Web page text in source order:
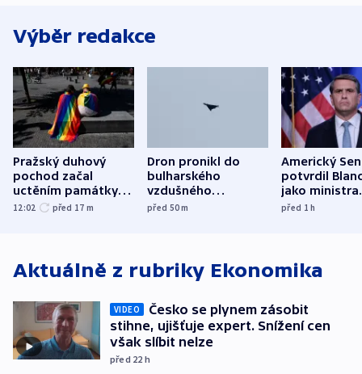
Výběr redakce
Pražský duhový
pochod začal
uctěním památky
obětí berlínského
12:02 před 17 m
Dron pronikl do
bulharského
vzdušného
prostoru,
před 50m
Americký
potvrdil
jako ministra
před 1h
Aktuálně z rubriky Ekonomika
VIDEO
Česko se plynem zásobit
stihne, ujišťuje expert. Snížení cen
však slíbit nelze
před 22 h